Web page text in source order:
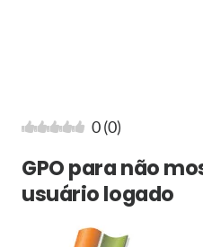
0(0)
GPO para não
usuário logado